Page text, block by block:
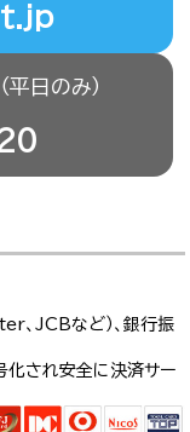
日のみ）
、JCBなど）、銀行振
化され安全に決済サー